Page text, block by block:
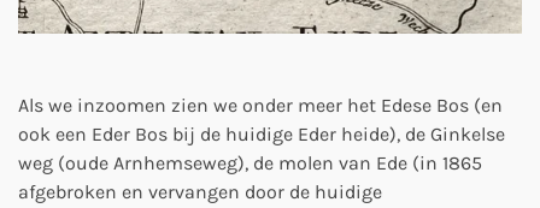
Als we inzoomen zien we onder meer het Edese Bos (en
ook een Eder Bos bij de huidige Eder heide), de Ginkelse
weg (oude Arnhemseweg), de molen van Ede (in 1865
afgebroken en vervangen door de huidige